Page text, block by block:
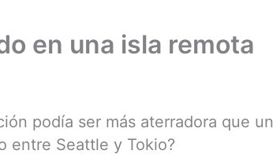
en una isla remota
podía ser más aterradora que un
entre Seattle y Tokio?